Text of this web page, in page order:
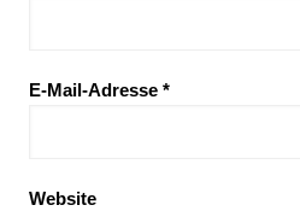
E-Mail-Adresse *
Website